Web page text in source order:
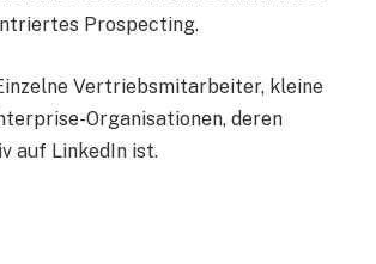
Prospecting.
Vertriebsmitarbeiter, kleine
Organisationen, deren
auf LinkedIn ist.